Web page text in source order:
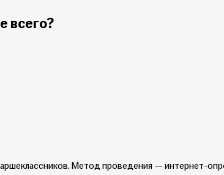
всего?
Метод проведения — интернет-